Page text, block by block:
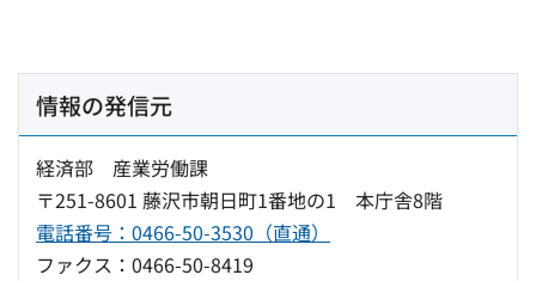
情報の発信元
経済部 産業労働課
〒251-8601 藤沢市朝日町1番地の1 本庁舎8階
電話番号：0466-50-3530（直通）
ファクス：0466-50-8419